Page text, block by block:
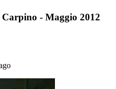
- Maggio 2012